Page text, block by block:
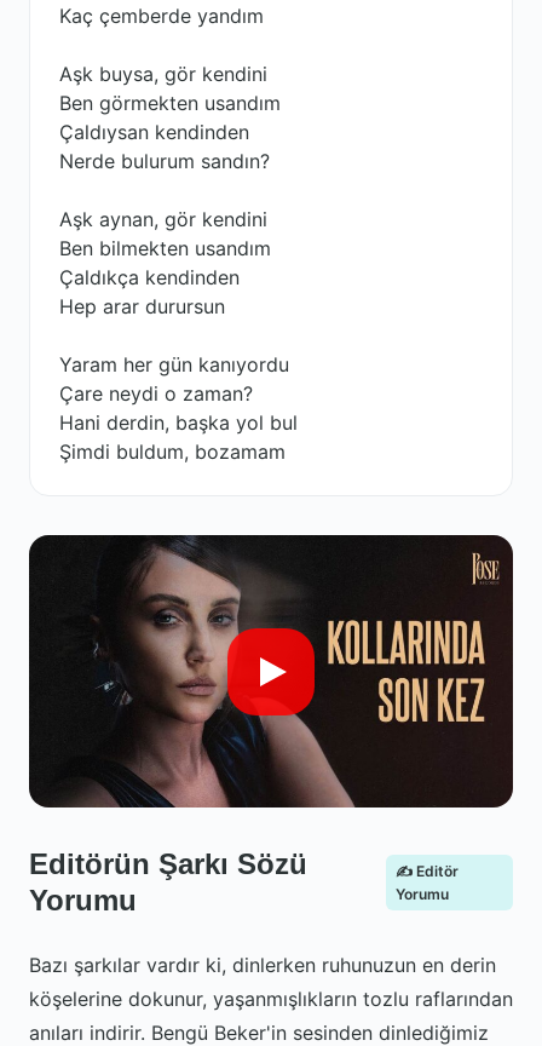
Kaç çemberde yandım
Aşk buysa, gör kendini
Ben görmekten usandım
Çaldıysan kendinden
Nerde bulurum sandın?
Aşk aynan, gör kendini
Ben bilmekten usandım
Çaldıkça kendinden
Hep arar durursun
Yaram her gün kanıyordu
Çare neydi o zaman?
Hani derdin, başka yol bul
Şimdi buldum, bozamam
Editörün Şarkı Sözü
Yorumu
✍️ Editör
Yorumu
Bazı şarkılar vardır ki, dinlerken ruhunuzun en derin
köşelerine dokunur, yaşanmışlıkların tozlu raflarından
anıları indirir. Bengü Beker'in sesinden dinlediğimiz